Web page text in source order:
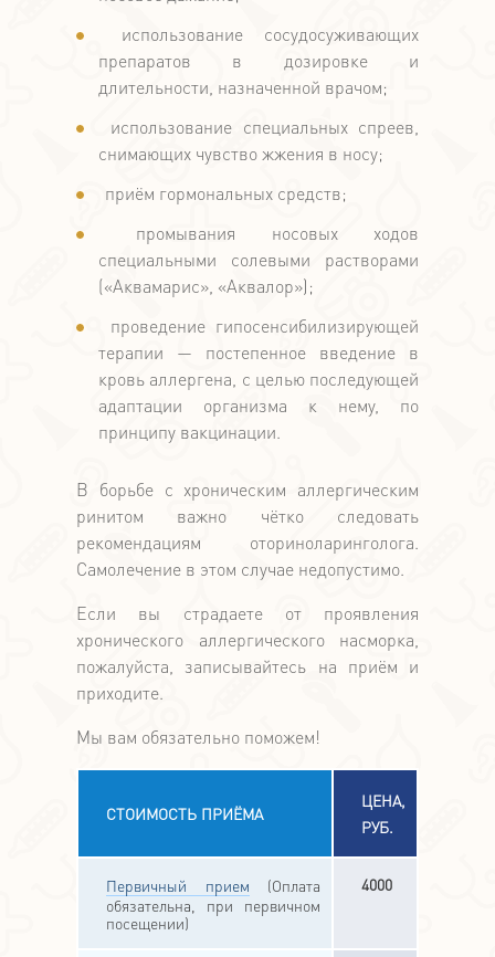
использование сосудосуживающих
препаратов в дозировке и
длительности, назначенной врачом;
использование специальных спреев,
снимающих чувство жжения в носу;
приём гормональных средств;
промывания носовых ходов
специальными солевыми растворами
(«Аквамарис», «Аквалор»);
проведение гипосенсибилизирующей
терапии — постепенное введение в
кровь аллергена, с целью последующей
адаптации организма к нему, по
принципу вакцинации.
В борьбе с хроническим аллергическим
ринитом важно чётко следовать
рекомендациям оториноларинголога.
Самолечение в этом случае недопустимо.
Если вы страдаете от проявления
хронического аллергического насморка,
пожалуйста, записывайтесь на приём и
приходите.
Мы вам обязательно поможем!
СТОИМОСТЬ ПРИЁМА
ЦЕНА,
РУБ.
Первичный прием (Оплата
обязательна, при первичном
посещении)
4000